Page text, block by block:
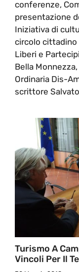
conferenze,
presentazione
Iniziativa di
circolo cittadino
Liberi e
Bella
Ordinaria Dis-
scrittore
Turismo A
Vincoli Per Il